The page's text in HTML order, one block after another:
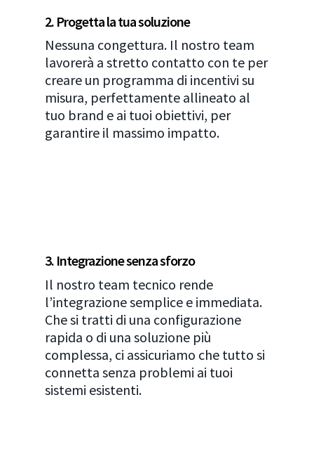
2. Progetta la tua soluzione
Nessuna congettura. Il nostro team
lavorerà a stretto contatto con te per
creare un programma di incentivi su
misura, perfettamente allineato al
tuo brand e ai tuoi obiettivi, per
garantire il massimo impatto.
3. Integrazione senza sforzo
Il nostro team tecnico rende
l’integrazione semplice e immediata.
Che si tratti di una configurazione
rapida o di una soluzione più
complessa, ci assicuriamo che tutto si
connetta senza problemi ai tuoi
sistemi esistenti.